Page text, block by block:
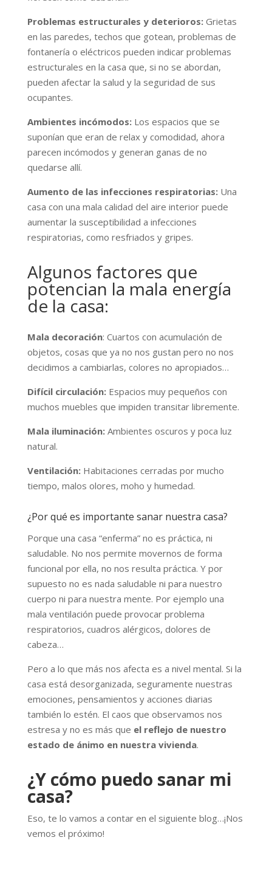
Problemas estructurales y deterioros:Grietas
en las paredes, techos que gotean, problemas de
fontanería o eléctricos pueden indicar problemas
estructurales en la casa que, si no se abordan,
pueden afectar la salud y la seguridad de sus
ocupantes.
Ambientes incómodos:Los espacios que se
suponían que eran de relax y comodidad, ahora
parecen incómodos y generan ganas de no
quedarse allí.
Aumento de las infecciones respiratorias:Una
casa con una mala calidad del aire interior puede
aumentar la susceptibilidad a infecciones
respiratorias, como resfriados y gripes.
Algunos factores que
potencian la mala energía
de la casa:
Mala decoración: Cuartos con acumulación de
objetos, cosas que ya no nos gustan pero no nos
decidimos a cambiarlas, colores no apropiados…
Difícil circulación:Espacios muy pequeños con
muchos muebles que impiden transitar libremente.
Mala iluminación:Ambientes oscuros y poca luz
natural.
Ventilación:Habitaciones cerradas por mucho
tiempo, malos olores, moho y humedad.
¿Por qué es importante sanar nuestra casa?
Porque una casa “enferma” no es práctica, ni
saludable. No nos permite movernos de forma
funcional por ella, no nos resulta práctica. Y por
supuesto no es nada saludable ni para nuestro
cuerpo ni para nuestra mente. Por ejemplo una
mala ventilación puede provocar problema
respiratorios, cuadros alérgicos, dolores de
cabeza…
Pero a lo que más nos afecta es a nivel mental. Si la
casa está desorganizada, seguramente nuestras
emociones, pensamientos y acciones diarias
también lo estén. El caos que observamos nos
estresa y no es más que el reflejo de nuestro
estado de ánimo en nuestra vivienda.
¿Y cómo puedo sanar mi
casa?
Eso, te lo vamos a contar en el siguiente blog…¡Nos
vemos el próximo!